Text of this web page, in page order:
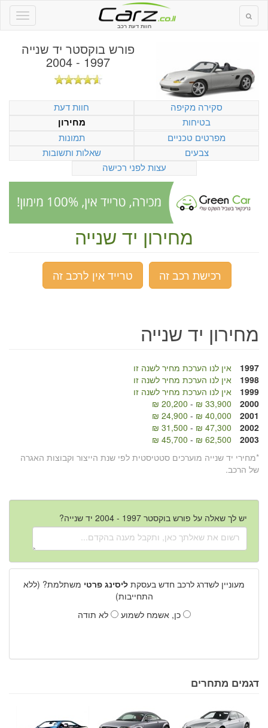
חוות דעת רכב
פורש בוקסטר יד שנייה
1997 - 2004
סקירה מקיפה
חוות דעת
בטיחות
מחירון
מפרטים טכניים
תמונות
צבעים
שאלות ותשובות
עצות לפני רכישה
מחירון יד שנייה
רכישת רכב זה טרייד אין לרכב זה
מחירון יד שנייה
1997
אין לנו הערכת מחיר לשנה זו
1998
אין לנו הערכת מחיר לשנה זו
1999
אין לנו הערכת מחיר לשנה זו
2000
33,900 ₪
-
20,200 ₪
2001
40,000 ₪
-
24,900 ₪
2002
47,300 ₪
-
31,500 ₪
2003
62,500 ₪
-
45,700 ₪
*מחירי יד שנייה מוערכים סטטיסטית לפי שנת הייצור וקבוצות האגרה
של הרכב.
יש לך שאלה על פורש בוקסטר 1997 - 2004 יד שנייה?
מעוניין לשדרג לרכב חדש בעסקת ליסינג פרטי משתלמת? (ללא
התחייבות)
כן, אשמח לשמוע
לא תודה
דגמים מתחרים